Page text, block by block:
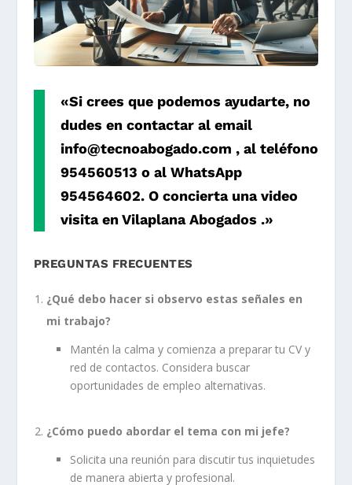
«Si crees que podemos ayudarte, no
dudes en contactar al email
info@tecnoabogado.com , al teléfono
954560513 o al WhatsApp
954564602. O concierta una video
visita enVilaplana Abogados .»
PREGUNTAS FRECUENTES
¿Qué debo hacer si observo estas señales en
mi trabajo?
Mantén la calma y comienza a preparar tu CV y
red de contactos. Considera buscar
oportunidades de empleo alternativas.
¿Cómo puedo abordar el tema con mi jefe?
Solicita una reunión para discutir tus inquietudes
de manera abierta y profesional.